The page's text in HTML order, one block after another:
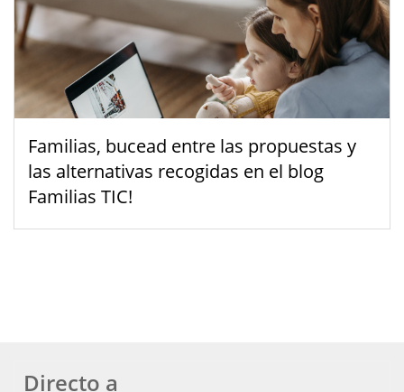
Familias, bucead entre las propuestas y
las alternativas recogidas en el blog
Familias TIC!
Directo a